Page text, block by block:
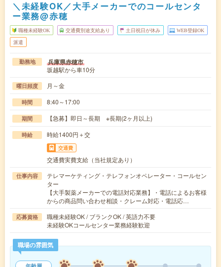
＼未経験OK／大手メーカーでのコールセンタ
ー業務@赤穂
職種未経験OK 交通費別途支給あり 土日祝日が休み WEB登録OK
派遣
勤務地 兵庫県赤穂市
坂越駅から車10分
曜日頻度 月～金
時間 8:40～17:00
期間 【急募】即日～長期 ※長期(2ヶ月以上)
時給 時給1400円＋交
交通費
交通費実費支給（当社規定あり）
仕事内容
テレマーケティング・テレフォンオペレーター・コールセン
ター
【大手製薬メーカーでの電話対応業務】・電話によるお客様
からの商品問い合わせ相談・クレーム対応・電話応…
応募資格
職種未経験OK / ブランクOK / 英語力不要
未経験OKコールセンター業務経験歓迎
職場の雰囲気